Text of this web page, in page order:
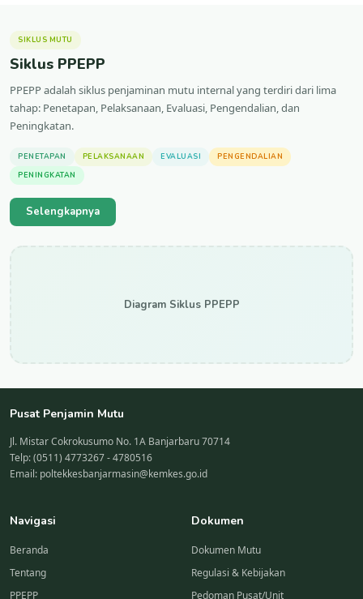
SIKLUS MUTU
Siklus PPEPP
PPEPP adalah siklus penjaminan mutu internal yang terdiri dari lima
tahap: Penetapan, Pelaksanaan, Evaluasi, Pengendalian, dan
Peningkatan.
PENETAPAN PELAKSANAAN EVALUASI
PENGENDALIAN
PENINGKATAN
Selengkapnya
Diagram Siklus PPEPP
Pusat Penjamin Mutu
Jl. Mistar Cokrokusumo No. 1A Banjarbaru 70714
Telp: (0511) 4773267 - 4780516
Email: poltekkesbanjarmasin@kemkes.go.id
Navigasi
Beranda
Tentang
PPEPP
Dokumen
Dokumen Mutu
Regulasi & Kebijakan
Pedoman Pusat/Unit